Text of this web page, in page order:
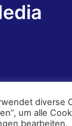
diverse
um alle
bearbeiten.